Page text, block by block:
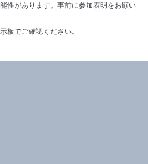
性があります。事前に参加表明をお願い
板でご確認ください。